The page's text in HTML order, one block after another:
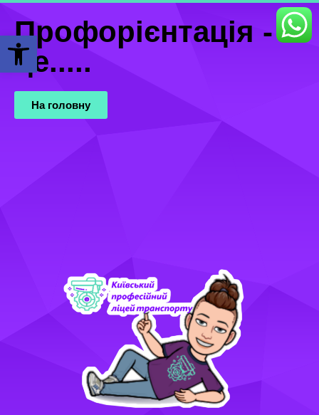
Відкрити Панель інструментівПрофорієнтація -
це.....
На головну